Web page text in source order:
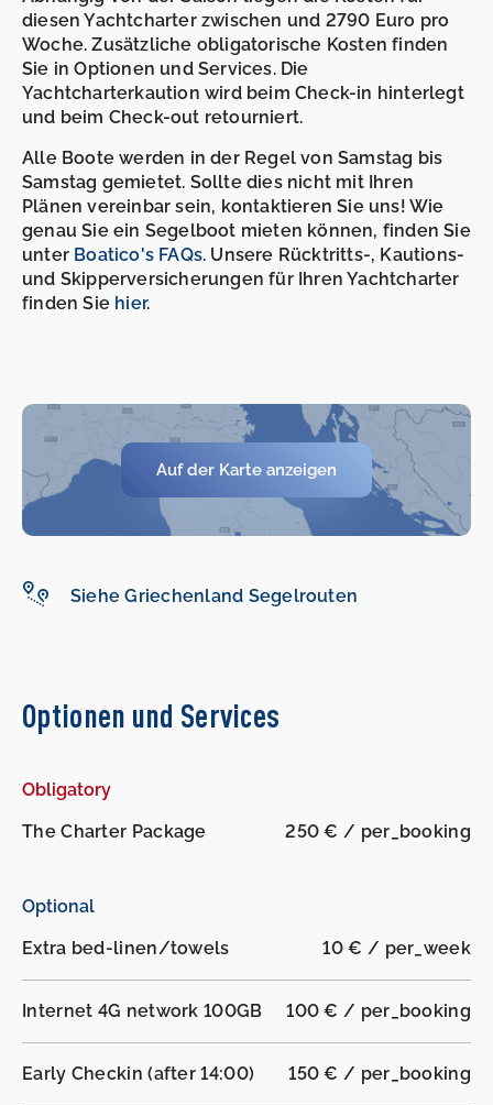
diesen Yachtcharter zwischen und 2790 Euro pro
Woche. Zusätzliche obligatorische Kosten finden
Sie in Optionen und Services. Die
Yachtcharterkaution wird beim Check-in hinterlegt
und beim Check-out retourniert.
Alle Boote werden in der Regel von Samstag bis
Samstag gemietet. Sollte dies nicht mit Ihren
Plänen vereinbar sein, kontaktieren Sie uns! Wie
genau Sie ein Segelboot mieten können, finden Sie
unter Boatico's FAQs. Unsere Rücktritts-, Kautions-
und Skipperversicherungen für Ihren Yachtcharter
finden Sie hier.
Auf der Karte anzeigen
Siehe Griechenland Segelrouten
Optionen und Services
Obligatory
The Charter Package
250 € / per_booking
Optional
Extra bed-linen/towels
10 € / per_week
Internet 4G network 100GB 100 € / per_booking
Early Checkin (after 14:00) 150 € / per_booking